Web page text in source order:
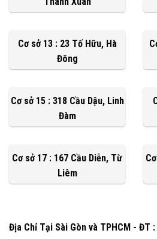
Cơ sở 13 : 23 Tố Hữu, Hà
Đông
Cơ sở 15 : 318 Cầu Dậu, Linh
Đàm
Cơ sở 17 : 167 Cầu Diễn, Từ
Liêm
Địa Chỉ Tại Sài Gòn và TPHCM - ĐT